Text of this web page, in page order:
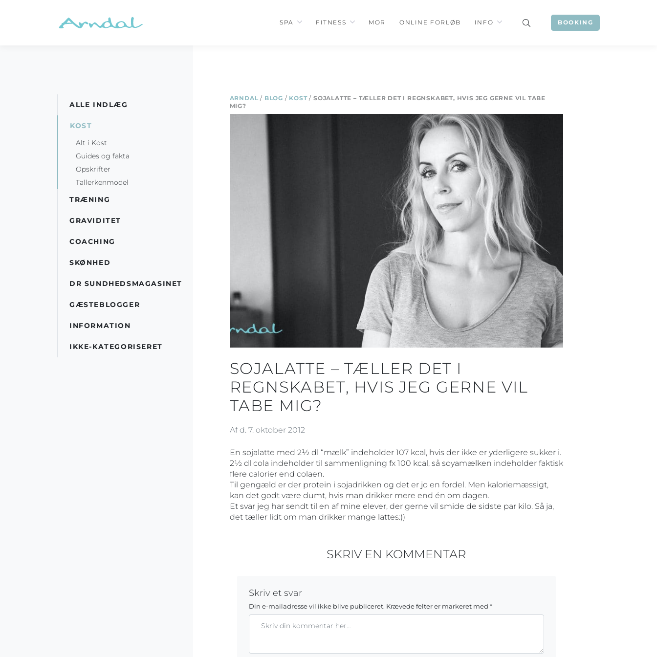
BOOKING
SPA FITNESS MOR ONLINE FORLØB INFO
ARNDAL / BLOG / KOST/ SOJALATTE – TÆLLER DET I REGNSKABET, HVIS JEG GERNE VIL TABE
MIG?
SOJALATTE – TÆLLER DET I
REGNSKABET, HVIS JEG GERNE VIL
TABE MIG?
Af d. 7. oktober 2012
En sojalatte med 2½ dl “mælk” indeholder 107 kcal, hvis der ikke er yderligere sukker i.
2½ dl cola indeholder til sammenligning fx 100 kcal, så soyamælken indeholder faktisk
flere calorier end colaen.
Til gengæld er der protein i sojadrikken og det er jo en fordel. Men kaloriemæssigt,
kan det godt være dumt, hvis man drikker mere end én om dagen.
Et svar jeg har sendt til en af mine elever, der gerne vil smide de sidste par kilo. Så ja,
det tæller lidt om man drikker mange lattes:))
SKRIV EN KOMMENTAR
Skriv et svar
Din e-mailadresse vil ikke blive publiceret. Krævede felter er markeret med *
ALLE INDLÆG
KOST
Alt i Kost
Guides og fakta
Opskrifter
Tallerkenmodel
TRÆNING
GRAVIDITET
COACHING
SKØNHED
DR SUNDHEDSMAGASINET
GÆSTEBLOGGER
INFORMATION
IKKE-KATEGORISERET